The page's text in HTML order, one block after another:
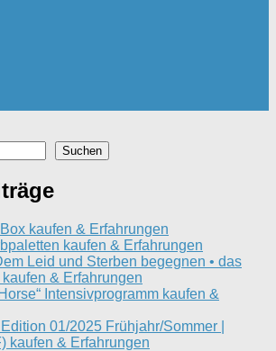
Suchen
kaufen & Erfahrungen
kaufen & Erfahrungen
Leid und Sterben begegnen • das
& Erfahrungen
Intensivprogramm kaufen &
01/2025 Frühjahr/Sommer |
kaufen & Erfahrungen